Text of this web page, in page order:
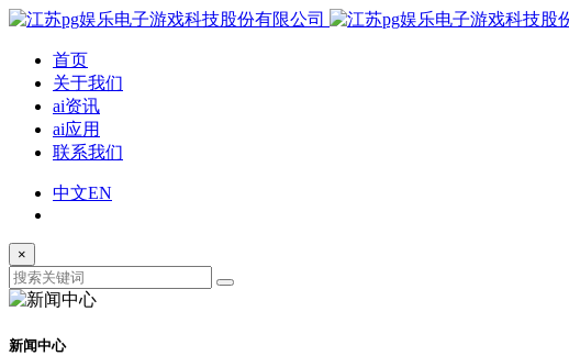
首页
关于我们
ai资讯
ai应用
联系我们
中文EN
×
新闻中心